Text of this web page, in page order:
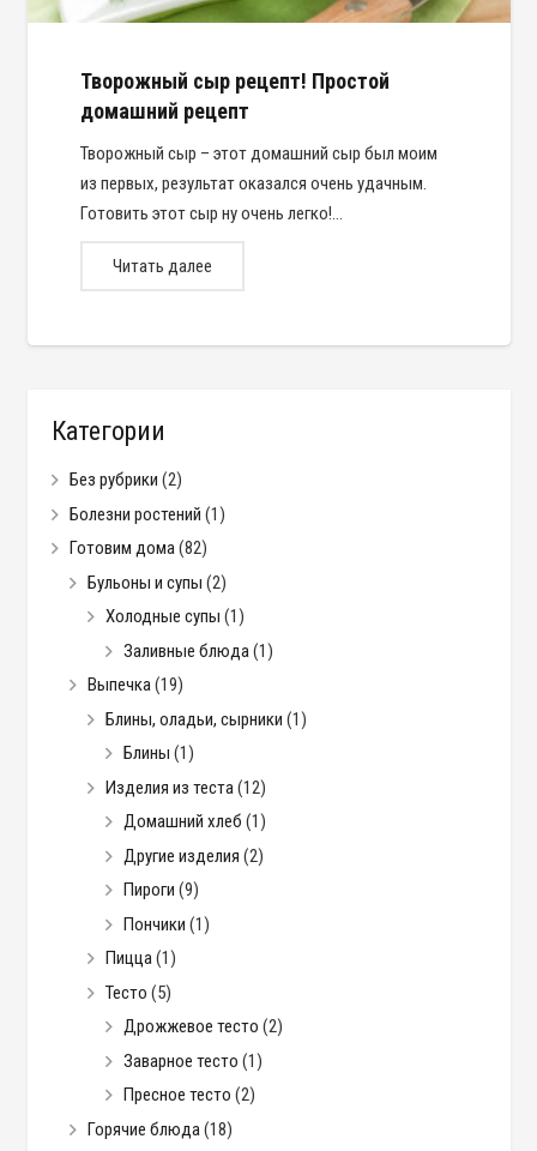
Творожный сыр рецепт! Простой
домашний рецепт
Творожный сыр – этот домашний сыр был моим
из первых, результат оказался очень удачным.
Готовить этот сыр ну очень легко!…
Читать далее
Категории
Без рубрики (2)
Болезни ростений (1)
Готовим дома(82)
Бульоны и супы (2)
Холодные супы (1)
Заливные блюда(1)
Выпечка(19)
Блины, оладьи, сырники (1)
Блины (1)
Изделия из теста(12)
Домашний хлеб (1)
Другие изделия (2)
Пироги (9)
Пончики (1)
Пицца(1)
Тесто (5)
Дрожжевое тесто (2)
Заварное тесто (1)
Пресное тесто (2)
Горячие блюда(18)